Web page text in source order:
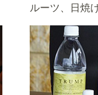
ルーツ、日焼